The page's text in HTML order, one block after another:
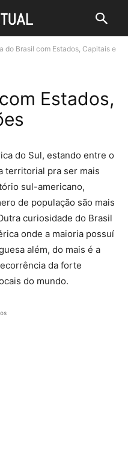
do Brasil com Estados, Capitais e
Estados,
do Sul, estando entre o
territorial pra ser mais
sul-americano,
de população são mais
curiosidade do Brasil
onde a maioria possuí
além, do mais é a
da forte
do mundo.